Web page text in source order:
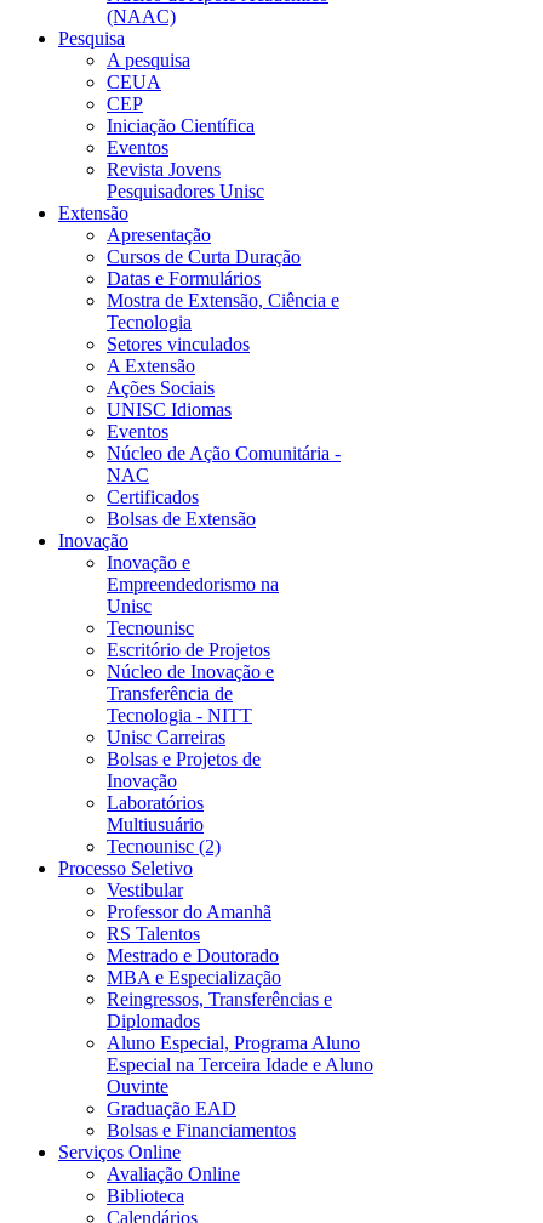
(NAAC)
Pesquisa
A pesquisa
CEUA
CEP
Iniciação Científica
Eventos
Revista Jovens
Pesquisadores Unisc
Extensão
Apresentação
Cursos de Curta Duração
Datas e Formulários
Mostra de Extensão, Ciência e
Tecnologia
Setores vinculados
A Extensão
Ações Sociais
UNISC Idiomas
Eventos
Núcleo de Ação Comunitária -
NAC
Certificados
Bolsas de Extensão
Inovação
Inovação e
Empreendedorismo na
Unisc
Tecnounisc
Escritório de Projetos
Núcleo de Inovação e
Transferência de
Tecnologia - NITT
Unisc Carreiras
Bolsas e Projetos de
Inovação
Laboratórios
Multiusuário
Tecnounisc (2)
Processo Seletivo
Vestibular
Professor do Amanhã
RS Talentos
Mestrado e Doutorado
MBA e Especialização
Reingressos, Transferências e
Diplomados
Aluno Especial, Programa Aluno
Especial na Terceira Idade e Aluno
Ouvinte
Graduação EAD
Bolsas e Financiamentos
Serviços Online
Avaliação Online
Biblioteca
Calendários